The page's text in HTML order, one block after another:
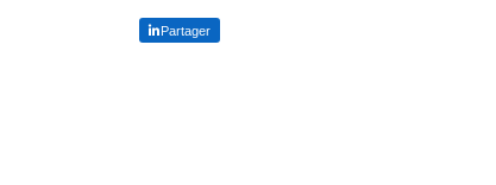
Partager